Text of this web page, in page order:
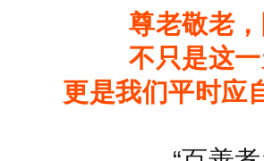
尊老敬老
不只是这
更是我们平时应